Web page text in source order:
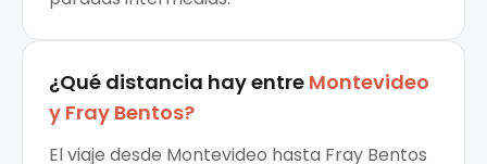
¿Qué distancia hay entre Montevideo
y Fray Bentos?
El viaje desde Montevideo hasta Fray Bentos